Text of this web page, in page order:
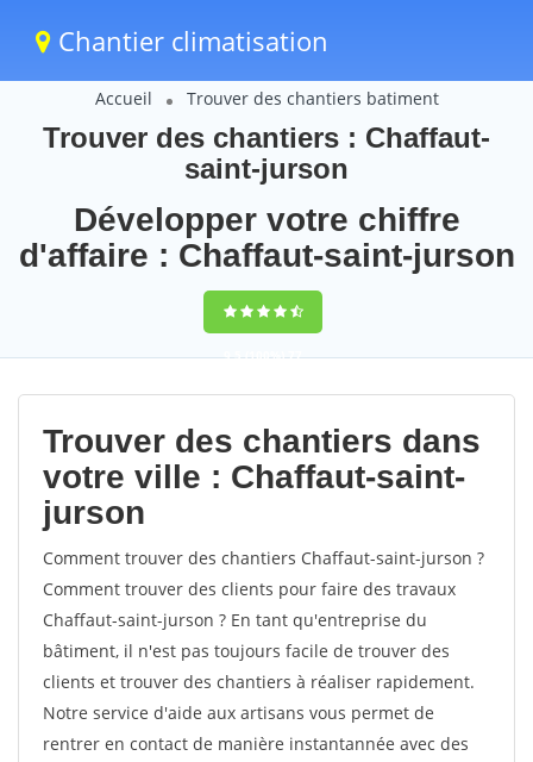
Chantier climatisation
Accueil Trouver des chantiers batiment
Trouver des chantiers : Chaffaut-
saint-jurson
Développer votre chiffre
d'affaire : Chaffaut-saint-jurson
9,5(100%)77
votes
Trouver des chantiers dans
votre ville : Chaffaut-saint-
jurson
Comment trouver des chantiers Chaffaut-saint-jurson ?
Comment trouver des clients pour faire des travaux
Chaffaut-saint-jurson ? En tant qu'entreprise du
bâtiment, il n'est pas toujours facile de trouver des
clients et trouver des chantiers à réaliser rapidement.
Notre service d'aide aux artisans vous permet de
rentrer en contact de manière instantannée avec des